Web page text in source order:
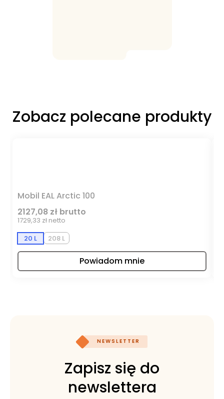
Zobacz polecane produkty
Mobil EAL Arctic 100
2127,08 zł brutto
1729,33 zł netto
20 L
208 L
Powiadom mnie
NEWSLETTER
Zapisz się do
newslettera